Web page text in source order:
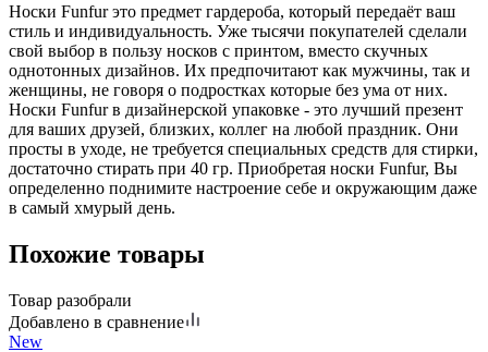
Носки Funfur это предмет гардероба, который передаёт ваш
стиль и индивидуальность. Уже тысячи покупателей сделали
свой выбор в пользу носков с принтом, вместо скучных
однотонных дизайнов. Их предпочитают как мужчины, так и
женщины, не говоря о подростках которые без ума от них.
Носки Funfur в дизайнерской упаковке - это лучший презент
для ваших друзей, близких, коллег на любой праздник. Они
просты в уходе, не требуется специальных средств для стирки,
достаточно стирать при 40 гр. Приобретая носки Funfur, Вы
определенно поднимите настроение себе и окружающим даже
в самый хмурый день.
Похожие товары
Товар разобрали
Добавлено в сравнение
New